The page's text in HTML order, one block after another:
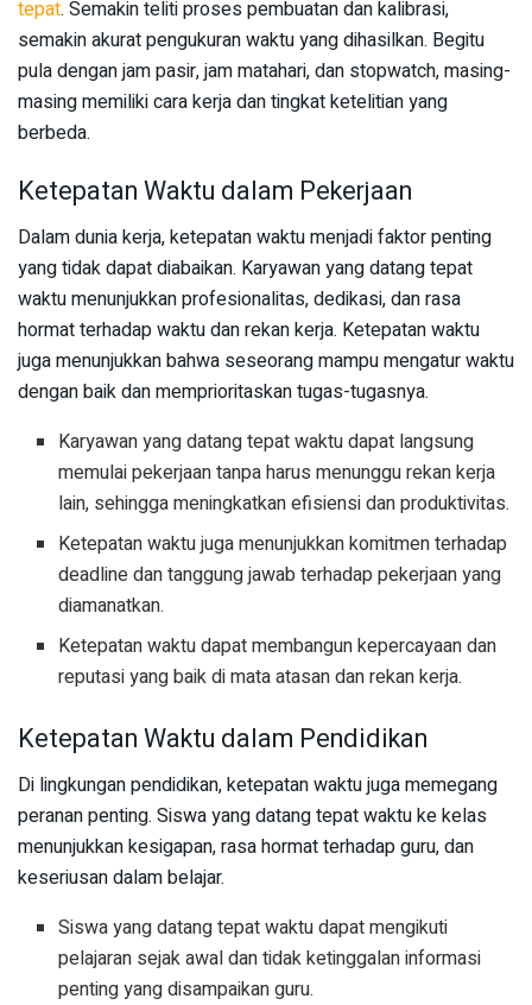
tepat. Semakin teliti proses pembuatan dan kalibrasi,
semakin akurat pengukuran waktu yang dihasilkan. Begitu
pula dengan jam pasir, jam matahari, dan stopwatch, masing-
masing memiliki cara kerja dan tingkat ketelitian yang
berbeda.
Ketepatan Waktu dalam Pekerjaan
Dalam dunia kerja, ketepatan waktu menjadi faktor penting
yang tidak dapat diabaikan. Karyawan yang datang tepat
waktu menunjukkan profesionalitas, dedikasi, dan rasa
hormat terhadap waktu dan rekan kerja. Ketepatan waktu
juga menunjukkan bahwa seseorang mampu mengatur waktu
dengan baik dan memprioritaskan tugas-tugasnya.
Karyawan yang datang tepat waktu dapat langsung
memulai pekerjaan tanpa harus menunggu rekan kerja
lain, sehingga meningkatkan efisiensi dan produktivitas.
Ketepatan waktu juga menunjukkan komitmen terhadap
deadline dan tanggung jawab terhadap pekerjaan yang
diamanatkan.
Ketepatan waktu dapat membangun kepercayaan dan
reputasi yang baik di mata atasan dan rekan kerja.
Ketepatan Waktu dalam Pendidikan
Di lingkungan pendidikan, ketepatan waktu juga memegang
peranan penting. Siswa yang datang tepat waktu ke kelas
menunjukkan kesigapan, rasa hormat terhadap guru, dan
keseriusan dalam belajar.
Siswa yang datang tepat waktu dapat mengikuti
pelajaran sejak awal dan tidak ketinggalan informasi
penting yang disampaikan guru.